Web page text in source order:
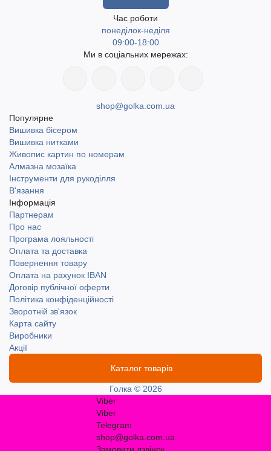
Час роботи
понеділок-неділя
09:00-18:00
Ми в соціальних мережах:
shop@golka.com.ua
Популярне
Вишивка бісером
Вишивка нитками
Живопис картин по номерам
Алмазна мозаїка
Інструменти для рукоділля
В'язання
Інформація
Партнерам
Про нас
Програма лояльності
Оплата та доставка
Повернення товару
Оплата на рахунок IBAN
Договір публічної оферти
Політика конфіденційності
Зворотній зв'язок
Карта сайту
Виробники
Акції
Каталог товарів
Голка © 2026
Viber
Viber
Telegram
shop@golka.com.ua